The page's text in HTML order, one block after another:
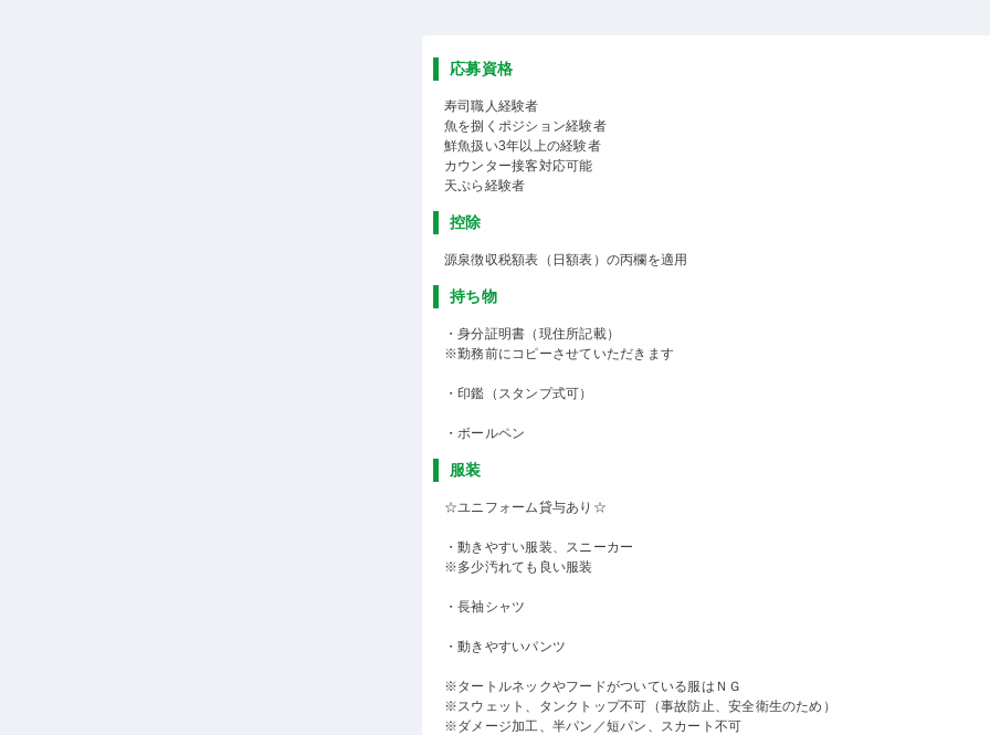
応募資格
寿司職人経験者
魚を捌くポジション経験者
鮮魚扱い3年以上の経験者
カウンター接客対応可能
天ぷら経験者
控除
源泉徴収税額表（日額表）の丙欄を適用
持ち物
・身分証明書（現住所記載）
※勤務前にコピーさせていただきます
・印鑑（スタンプ式可）
・ボールペン
服装
☆ユニフォーム貸与あり☆
・動きやすい服装、スニーカー
※多少汚れても良い服装
・長袖シャツ
・動きやすいパンツ
※タートルネックやフードがついている服はＮＧ
※スウェット、タンクトップ不可（事故防止、安全衛生のため）
※ダメージ加工、半パン／短パン、スカート不可